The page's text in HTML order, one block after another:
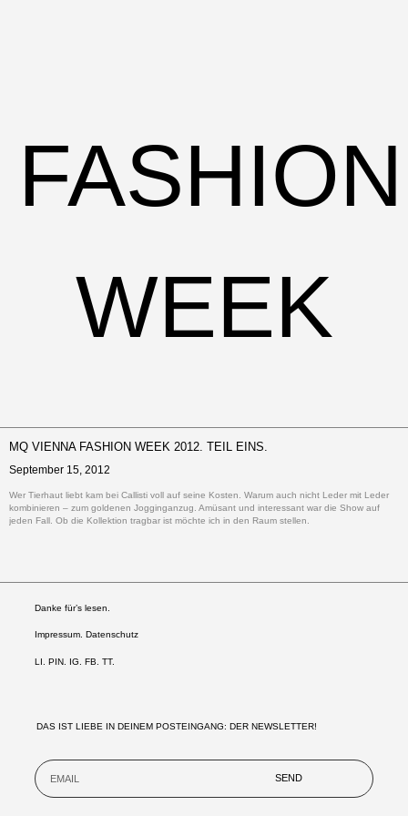
FASHION
WEEK
MQ VIENNA FASHION WEEK 2012. TEIL EINS.
September 15, 2012
Wer Tierhaut liebt kam bei Callisti voll auf seine Kosten. Warum auch nicht Leder mit Leder
kombinieren – zum goldenen Jogginganzug. Amüsant und interessant war die Show auf
jeden Fall. Ob die Kollektion tragbar ist möchte ich in den Raum stellen.
Danke für’s lesen.
Impressum. Datenschutz
LI PIN. IG FB. TT.
DAS IST LIEBE IN DEINEM POSTEINGANG: DER NEWSLETTER!
SEND